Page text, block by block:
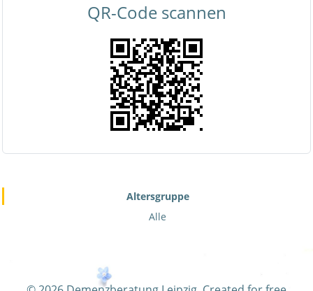
QR-Code scannen
Altersgruppe
Alle